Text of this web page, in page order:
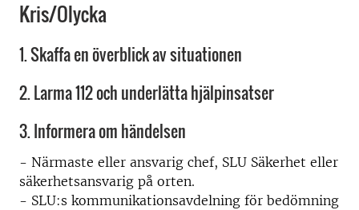
Kris/Olycka
1. Skaffa en överblick av situationen
2. Larma 112 och underlätta hjälpinsatser
3. Informera om händelsen
- Närmaste eller ansvarig chef, SLU Säkerhet eller
säkerhetsansvarig på orten.
- SLU:s kommunikationsavdelning för bedömning